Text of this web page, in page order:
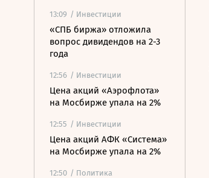
13:09 / Инвестиции
«СПБ биржа» отложила
вопрос дивидендов на 2-3
года
12:56 / Инвестиции
Цена акций «Аэрофлота»
на Мосбирже упала на 2%
12:55 / Инвестиции
Цена акций АФК «Система»
на Мосбирже упала на 2%
12:50 / Политика